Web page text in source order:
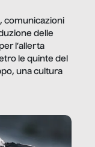
comunicazioni
delle
l’allerta
le quinte del
una cultura